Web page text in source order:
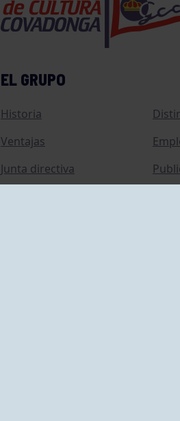
EL GRUPO
Historia
Ventajas
Junta directiva